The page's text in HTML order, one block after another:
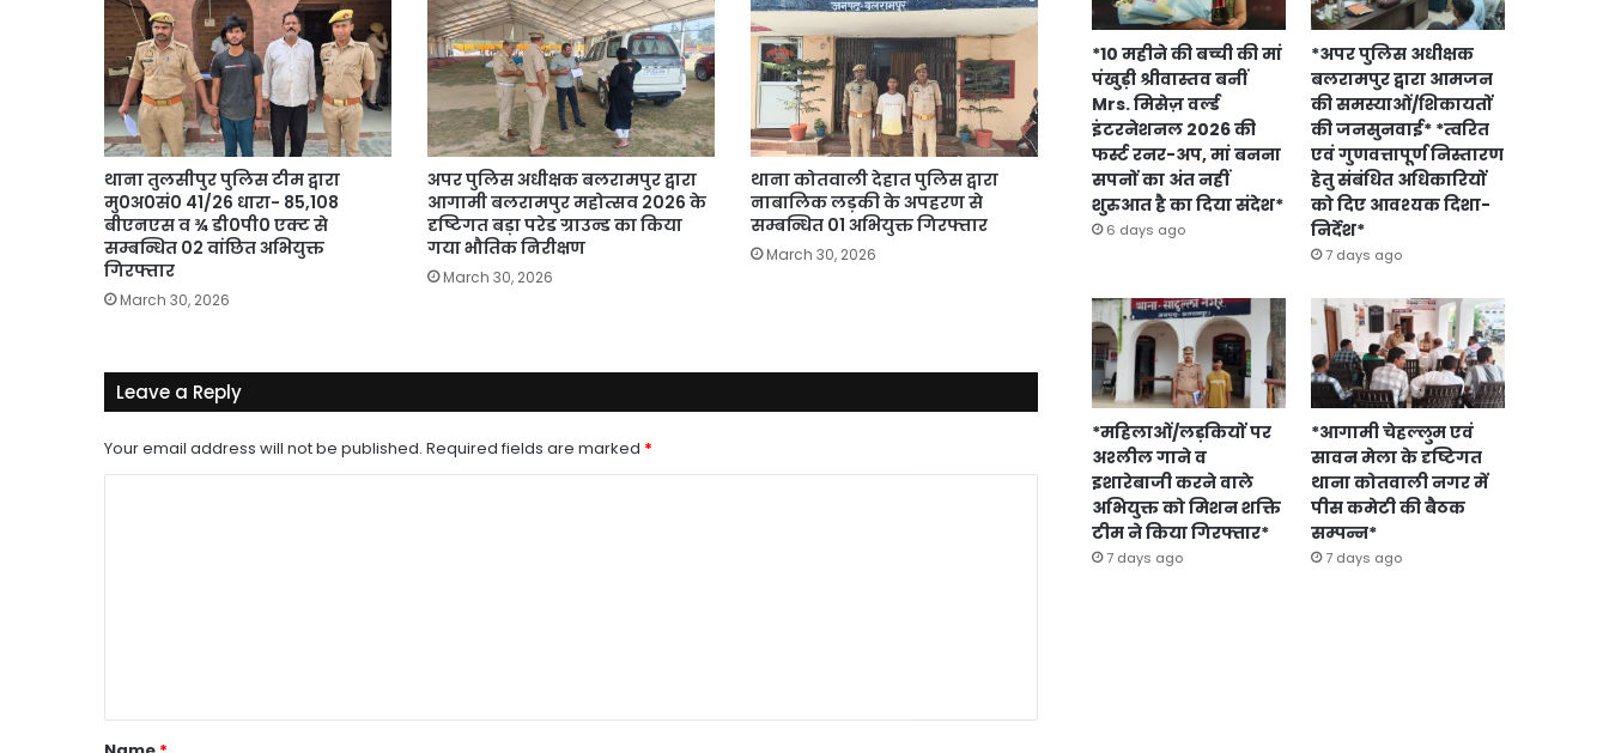
थाना तुलसीपुर पुलिस टीम द्वारा
मु0अ0सं0 41/26 धारा- 85,108
बीएनएस व ¾ डी0पी0 एक्ट से
सम्बन्धित 02 वांछित अभियुक्त
गिरफ्तार
March 30, 2026
अपर पुलिस अधीक्षक बलरामपुर द्वारा
आगामी बलरामपुर महोत्सव 2026 के
दृष्टिगत बड़ा परेड ग्राउन्ड का किया
गया भौतिक निरीक्षण
March 30, 2026
थाना कोतवाली देहात पुलिस द्वारा
नाबालिक लड़की के अपहरण से
सम्बन्धित 01 अभियुक्त गिरफ्तार
March 30, 2026
Leave a Reply
Your email address will not be published. Required fields are marked *
*
*10 महीने की बच्ची की मां
पंखुड़ी श्रीवास्तव बनीं
Mrs. मिसेज़ वर्ल्ड
इंटरनेशनल 2026 की
फर्स्ट रनर-अप, मां बनना
सपनों का अंत नहीं
शुरुआत है का दिया संदेश*
6 days ago
*अपर पुलिस अधीक्षक
बलरामपुर द्वारा आमजन
की समस्याओं/शिकायतों
की जनसुनवाई* *त्वरित
एवं गुणवत्तापूर्ण निस्तारण
हेतु संबंधित अधिकारियों
को दिए आवश्यक दिशा-
निर्देश*
7 days ago
*महिलाओं/लड़कियों पर
अश्लील गाने व
इशारेबाजी करने वाले
अभियुक्त को मिशन शक्ति
टीम ने किया गिरफ्तार*
7 days ago
*आगामी चेहल्लुम एवं
सावन मेला के दृष्टिगत
थाना कोतवाली नगर में
पीस कमेटी की बैठक
सम्पन्न*
7 days ago